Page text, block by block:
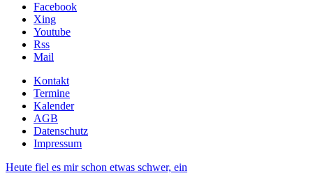
Facebook
Xing
Youtube
Rss
Mail
Kontakt
Termine
Kalender
AGB
Datenschutz
Impressum
Heute fiel es mir schon etwas schwer, ein